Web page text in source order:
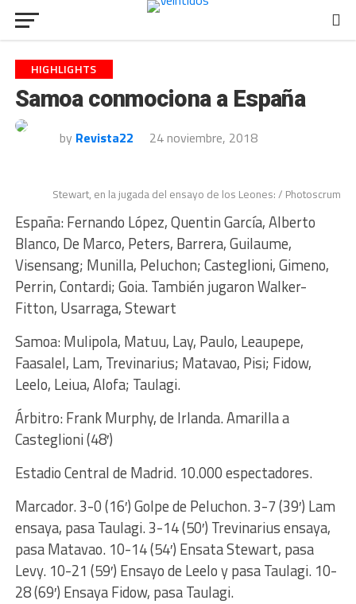
HIGHLIGHTS
Samoa conmociona a España
by Revista22 24 noviembre, 2018
Stewart, en la jugada del ensayo de los Leones: / Photoscrum
España: Fernando López, Quentin García, Alberto
Blanco, De Marco, Peters, Barrera, Guilaume,
Visensang; Munilla, Peluchon; Casteglioni, Gimeno,
Perrin, Contardi; Goia. También jugaron Walker-
Fitton, Usarraga, Stewart
Samoa: Mulipola, Matuu, Lay, Paulo, Leaupepe,
Faasalel, Lam, Trevinarius; Matavao, Pisi; Fidow,
Leelo, Leiua, Alofa; Taulagi.
Árbitro: Frank Murphy, de Irlanda. Amarilla a
Casteglioni (48′)
Estadio Central de Madrid. 10.000 espectadores.
Marcador. 3-0 (16′) Golpe de Peluchon. 3-7 (39′) Lam
ensaya, pasa Taulagi. 3-14 (50′) Trevinarius ensaya,
pasa Matavao. 10-14 (54′) Ensata Stewart, pasa
Levy. 10-21 (59′) Ensayo de Leelo y pasa Taulagi. 10-
28 (69′) Ensaya Fidow, pasa Taulagi.